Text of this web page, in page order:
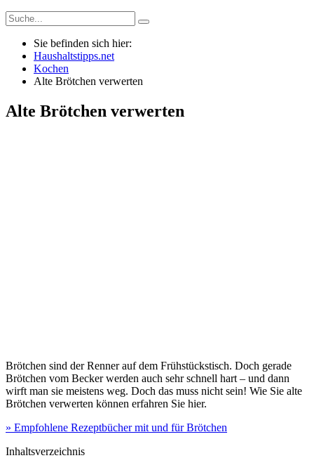
Sie befinden sich hier:
Haushaltstipps.net
Kochen
Alte Brötchen verwerten
Alte Brötchen verwerten
Brötchen sind der Renner auf dem Frühstückstisch. Doch gerade
Brötchen vom Becker werden auch sehr schnell hart – und dann
wirft man sie meistens weg. Doch das muss nicht sein! Wie Sie alte
Brötchen verwerten können erfahren Sie hier.
» Empfohlene Rezeptbücher mit und für Brötchen
Inhaltsverzeichnis